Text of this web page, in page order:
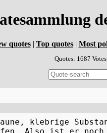
quotes| Top quotes| Most
Quotes: 1687
klebrige